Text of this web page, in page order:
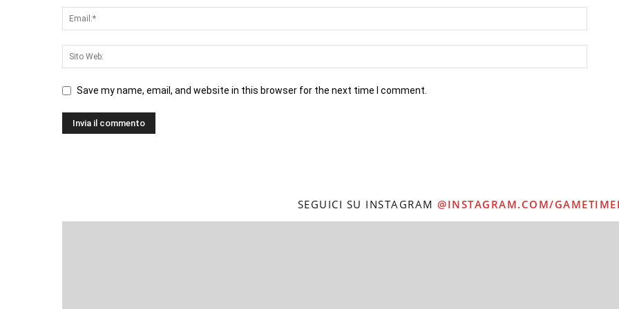
Save my name, email, and website in this browser for the next time I comment.
SEGUICI SU INSTAGRAM @INSTAGRAM.COM/